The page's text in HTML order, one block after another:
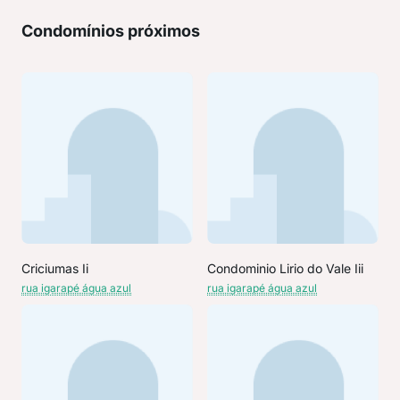
Condomínios próximos
Criciumas Ii
rua igarapé água azul
Condominio Lirio do Vale Iii
rua igarapé água azul